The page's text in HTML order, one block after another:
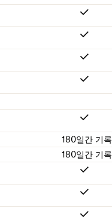
180일간 기록
180일간 기록